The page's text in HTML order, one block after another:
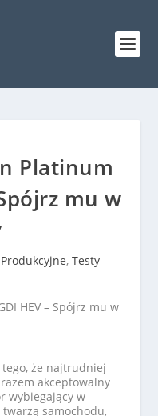
Platinum
mu w
, Testy
tego, że najtrudniej
akceptowalny
wybiegający w
twarzą samochodu,